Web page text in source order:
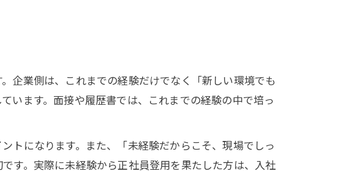
選び
の特徴
ント
条件
の条件
企業側は、これまでの経験だけでなく「新しい環境でも
います。面接や履歴書では、これまでの経験の中で培っ
トになります。また、「未経験だからこそ、現場でしっ
す。実際に未経験から正社員登用を果たした方は、入社